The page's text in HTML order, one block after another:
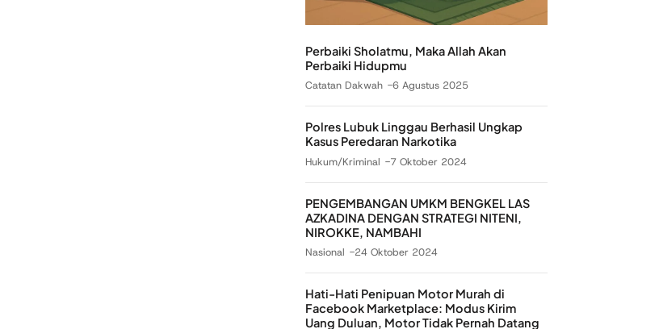
Perbaiki Sholatmu, Maka Allah Akan
Perbaiki Hidupmu
Catatan Dakwah 6 Agustus 2025
Polres Lubuk Linggau Berhasil Ungkap
Kasus Peredaran Narkotika
Hukum/Kriminal 7 Oktober 2024
PENGEMBANGAN UMKM BENGKEL LAS
AZKADINA DENGAN STRATEGI NITENI,
NIROKKE, NAMBAHI
Nasional 24 Oktober 2024
Hati-Hati Penipuan Motor Murah di
Facebook Marketplace: Modus Kirim
Uang Duluan, Motor Tidak Pernah Datang